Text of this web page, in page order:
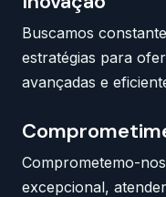
Buscamos
estratégias para
avançadas e
Comprometemo-
excepcional,